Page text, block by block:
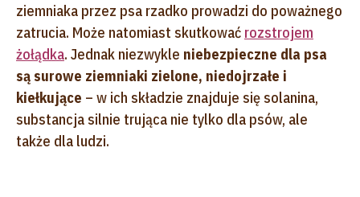
ziemniaka przez psa rzadko prowadzi do poważnego
zatrucia. Może natomiast skutkować rozstrojem
żołądka. Jednak niezwykle niebezpieczne dla psa
są surowe ziemniaki zielone, niedojrzałe i
kiełkujące – w ich składzie znajduje się solanina,
substancja silnie trująca nie tylko dla psów, ale
także dla ludzi.